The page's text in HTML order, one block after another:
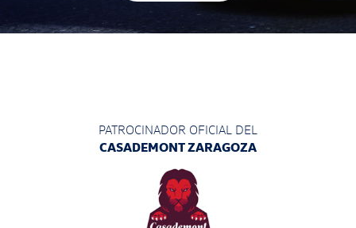
PATROCINADOR OFICIAL DEL
CASADEMONT ZARAGOZA